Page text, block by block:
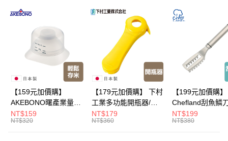
超商取貨付款
LINE Pay
Apple Pay
Google Pay
全盈+PAY
大哥付你分期
【159元加價購】
AKEBONO曙產業量米
杯漏斗組(白)/量米杯/
米桶/量米用具/任二件8
NT$159
NT$320
【179元加價購】 下村
工業多功能開瓶器/開
瓶器/餐廚用品/料理道
具/任二件8折
NT$179
NT$360
【199元加價購】
Chefland刮魚鱗
魚鱗器/廚房用品/
道具/任二件8折
NT$199
NT$380